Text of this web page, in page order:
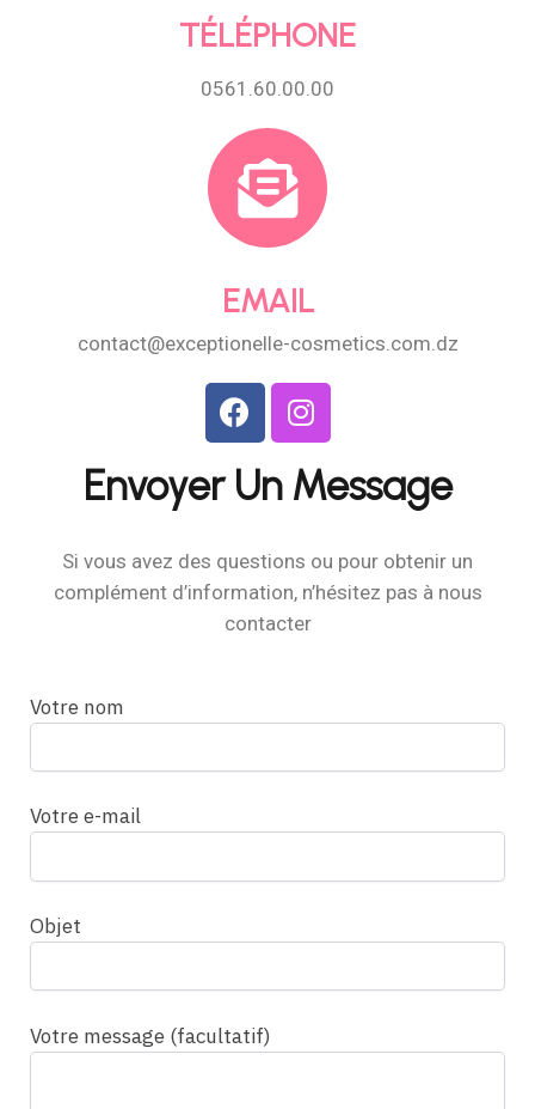
TÉLÉPHONE
0561.60.00.00
EMAIL
contact@exceptionelle-cosmetics.com.dz
Envoyer Un Message
Si vous avez des questions ou pour obtenir un
complément d’information, n’hésitez pas à nous
contacter
Votre nom
Votre e-mail
Objet
Votre message (facultatif)